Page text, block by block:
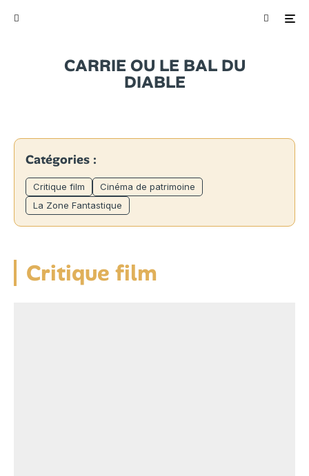
CARRIE OU LE BAL DU
DIABLE
Catégories :
Critique film
Cinéma de patrimoine
La Zone Fantastique
Critique film